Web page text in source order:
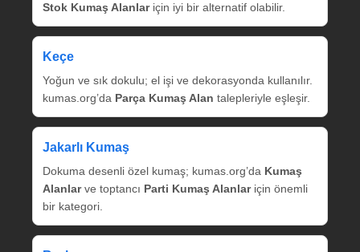
Stok Kumaş Alanlariçin iyi bir alternatif olabilir.
Keçe
Yoğun ve sık dokulu; el işi ve dekorasyonda kullanılır.
kumas.org’da Parça Kumaş Alan talepleriyle eşleşir.
Jakarlı Kumaş
Dokuma desenli özel kumaş; kumas.org’da Kumaş
Alanlarve toptancı Parti Kumaş Alanlariçin önemli
bir kategori.